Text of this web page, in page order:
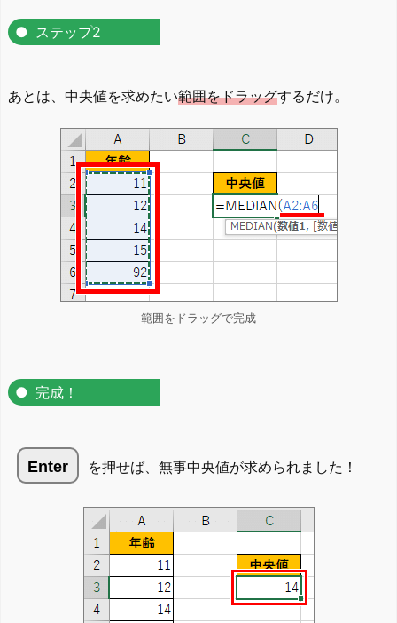
ステップ2
あとは、中央値を求めたい範囲をドラッグするだけ。
範囲をドラッグで完成
完成！
Enter を押せば、無事中央値が求められました！